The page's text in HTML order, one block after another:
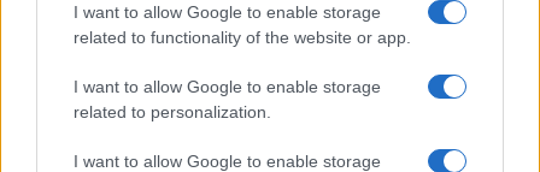
I want to allow Google to enable storage
related to functionality of the website or app.
I want to allow Google to enable storage
related to personalization.
I want to allow Google to enable storage
Occupazione stabile ma disoccupazione in aumento:
Edoardo Marchesi · 30 Lug 2026